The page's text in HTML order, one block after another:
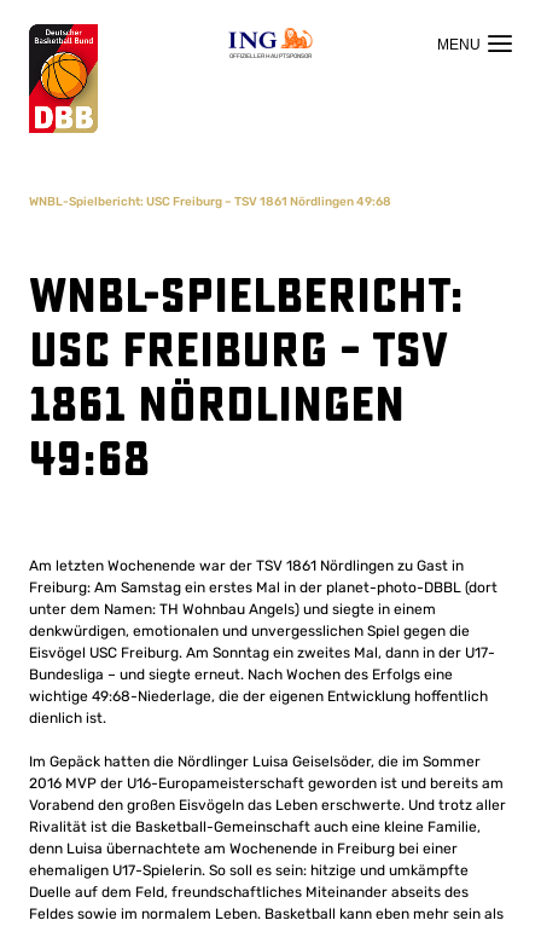
OFFIZIELLER HAUPTSPONSOR
WNBL-Spielbericht: USC Freiburg – TSV 1861 Nördlingen 49:68
WNBL-Spielbericht:
USC Freiburg – TSV
1861 Nördlingen
49:68
Am letzten Wochenende war der TSV 1861 Nördlingen zu Gast in
Freiburg: Am Samstag ein erstes Mal in der planet-photo-DBBL (dort
unter dem Namen: TH Wohnbau Angels) und siegte in einem
denkwürdigen, emotionalen und unvergesslichen Spiel gegen die
Eisvögel USC Freiburg. Am Sonntag ein zweites Mal, dann in der U17-
Bundesliga – und siegte erneut. Nach Wochen des Erfolgs eine
wichtige 49:68-Niederlage, die der eigenen Entwicklung hoffentlich
dienlich ist.
Im Gepäck hatten die Nördlinger Luisa Geiselsöder, die im Sommer
2016 MVP der U16-Europameisterschaft geworden ist und bereits am
Vorabend den großen Eisvögeln das Leben erschwerte. Und trotz aller
Rivalität ist die Basketball-Gemeinschaft auch eine kleine Familie,
denn Luisa übernachtete am Wochenende in Freiburg bei einer
ehemaligen U17-Spielerin. So soll es sein: hitzige und umkämpfte
Duelle auf dem Feld, freundschaftliches Miteinander abseits des
Feldes sowie im normalem Leben. Basketball kann eben mehr sein als